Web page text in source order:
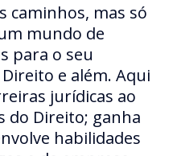
caminhos, mas só
mundo de
para o seu
e além. Aqui
jurídicas ao
do Direito; ganha
habilidades